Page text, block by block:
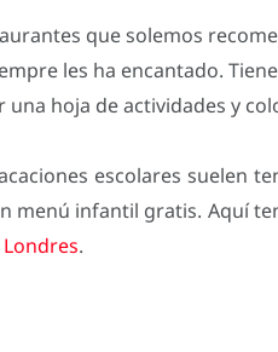
que solemos
les ha encantado.
una hoja de actividades y
escolares suelen
menú infantil gratis. Aquí
.